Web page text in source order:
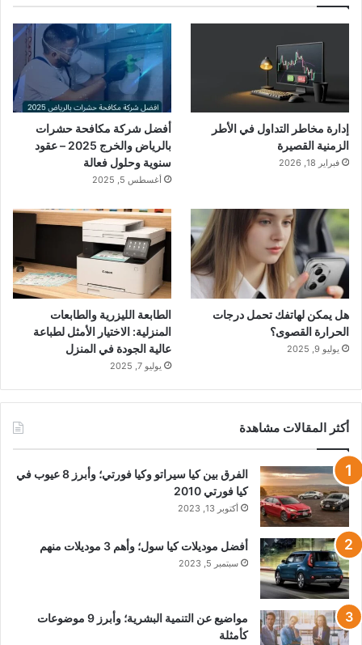
إدارة مخاطر التداول في الأطر
الزمنية القصيرة
فبراير 18, 2026
أفضل شركة مكافحة حشرات
بالرياض والخرج 2025 – عقود
سنوية وحلول فعالة
أغسطس 5, 2025
هل يمكن لهاتفك تحمل درجات
الحرارة القصوى؟
يوليو 9, 2025
الطابعة الليزرية والطابعات
المنزلية: الاختيار الأمثل لطباعة
عالية الجودة في المنزل
يوليو 7, 2025
أكثر المقالات مشاهدة
الفرق بين كيا سيراتو وكيا فورتي؛ وأبرز 8 عيوب في
كيا فورتي 2010
أكتوبر 13, 2023
أفضل موديلات كيا سول؛ وأهم 3 موديلات منهم
سبتمبر 5, 2023
مواضيع عن التنمية البشرية؛ وأبرز 9 موضوعات
كأمثلة